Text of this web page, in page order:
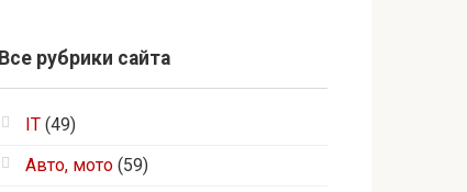
Все рубрики сайта
IT (49)
Авто, мото (59)